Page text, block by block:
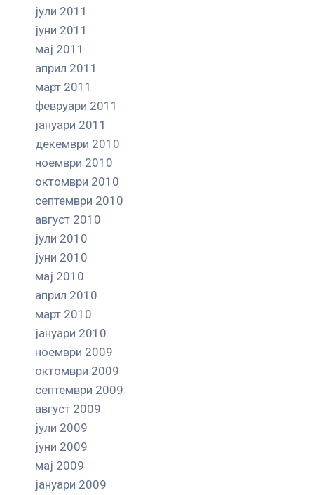
јули 2011
јуни 2011
мај 2011
април 2011
март 2011
февруари 2011
јануари 2011
декември 2010
ноември 2010
октомври 2010
септември 2010
август 2010
јули 2010
јуни 2010
мај 2010
април 2010
март 2010
јануари 2010
ноември 2009
октомври 2009
септември 2009
август 2009
јули 2009
јуни 2009
мај 2009
јануари 2009